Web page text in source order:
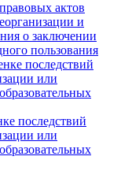
актов
и
о заключении
пользования
последствий
или
последствий
или